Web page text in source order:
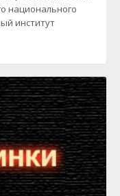
национального
институт